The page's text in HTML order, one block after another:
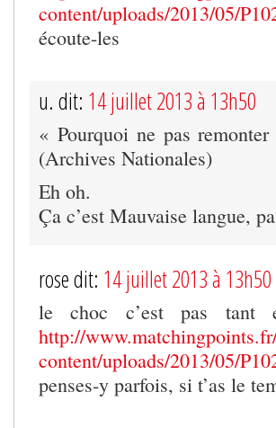
content/uploads/2013/05/
écoute-les
u. dit: 14 juillet 2013 à 13h50
« Pourquoi ne pas
(Archives Nationales)
Eh oh.
Ça c’est Mauvaise langue,
rose dit: 14 juillet 2013 à 13h50
le choc c’est pas
http://
content/uploads/2013/05/
penses-y parfois, si t’as le